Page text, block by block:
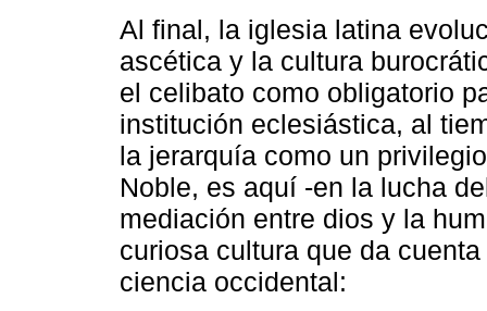
Al final, la iglesia latina
ascética y la cultura
el celibato como obligatorio
institución eclesiástica, al
la jerarquía como un
Noble, es aquí -en la lucha
mediación entre dios y la
curiosa cultura que da
ciencia occidental: